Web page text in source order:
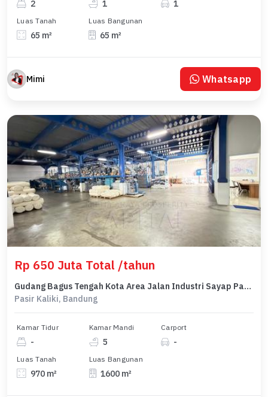
2 1 1
Luas Tanah
65 m²
Luas Bangunan
65 m²
Mimi Whatsapp
Rp 650 Juta Total /tahun
Gudang Bagus Tengah Kota Area Jalan Industri Sayap Pasirkaliki
Pasir Kaliki, Bandung
Kamar Tidur
-
Kamar Mandi
5
Carport
-
Luas Tanah
970 m²
Luas Bangunan
1600 m²